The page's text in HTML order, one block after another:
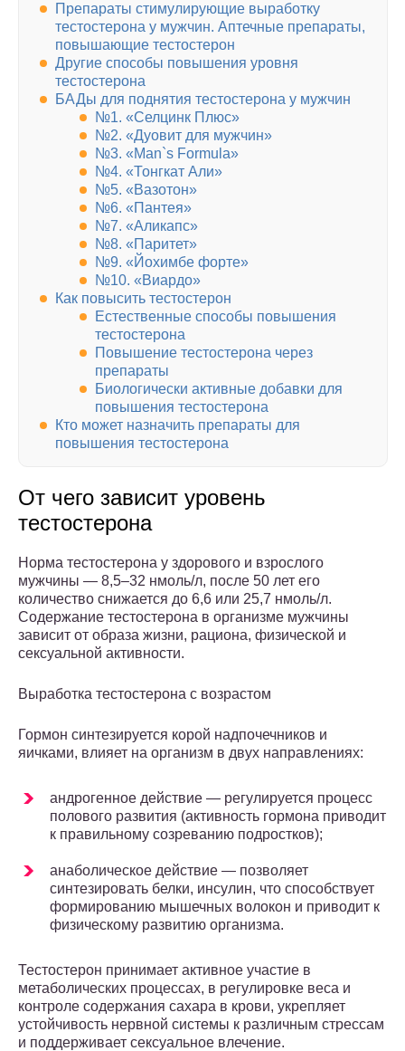
Препараты стимулирующие выработку
тестостерона у мужчин. Аптечные препараты,
повышающие тестостерон
Другие способы повышения уровня
тестостерона
БАДы для поднятия тестостерона у мужчин
№1. «Селцинк Плюс»
№2. «Дуовит для мужчин»
№3. «Man`s Formula»
№4. «Тонгкат Али»
№5. «Вазотон»
№6. «Пантея»
№7. «Аликапс»
№8. «Паритет»
№9. «Йохимбе форте»
№10. «Виардо»
Как повысить тестостерон
Естественные способы повышения
тестостерона
Повышение тестостерона через
препараты
Биологически активные добавки для
повышения тестостерона
Кто может назначить препараты для
повышения тестостерона
От чего зависит уровень
тестостерона
Норма тестостерона у здорового и взрослого
мужчины — 8,5–32 нмоль/л, после 50 лет его
количество снижается до 6,6 или 25,7 нмоль/л.
Содержание тестостерона в организме мужчины
зависит от образа жизни, рациона, физической и
сексуальной активности.
Выработка тестостерона с возрастом
Гормон синтезируется корой надпочечников и
яичками, влияет на организм в двух направлениях:
андрогенное действие — регулируется процесс
полового развития (активность гормона приводит
к правильному созреванию подростков);
анаболическое действие — позволяет
синтезировать белки, инсулин, что способствует
формированию мышечных волокон и приводит к
физическому развитию организма.
Тестостерон принимает активное участие в
метаболических процессах, в регулировке веса и
контроле содержания сахара в крови, укрепляет
устойчивость нервной системы к различным стрессам
и поддерживает сексуальное влечение.